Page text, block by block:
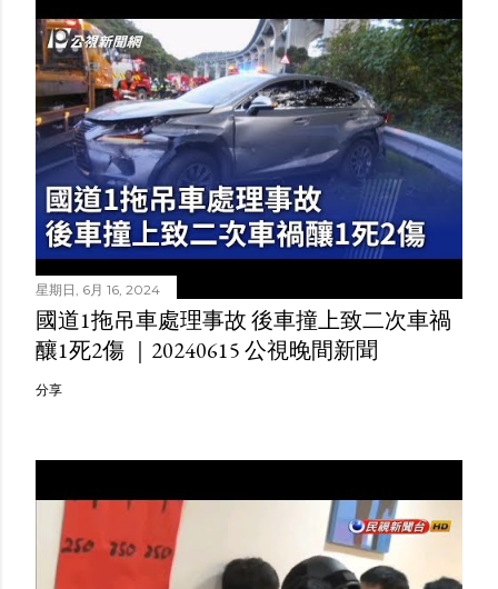
星期日, 6月 16, 2024
國道1拖吊車處理事故 後車撞上致二次車禍
釀1死2傷 ｜20240615 公視晚間新聞
分享